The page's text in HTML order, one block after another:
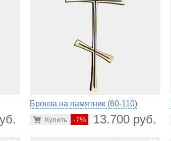
Бронза на памятник (60-110)
-7% 13.700 руб.
Купить